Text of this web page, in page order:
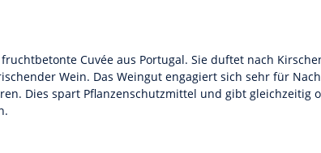
Cuvée aus Portugal. Sie duftet nach
Wein. Das Weingut engagiert sich sehr für
Dies spart Pflanzenschutzmittel und gibt gleichzeitig